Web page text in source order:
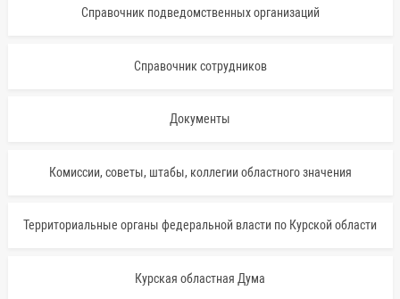
Справочник подведомственных организаций
Справочник сотрудников
Документы
Комиссии, советы, штабы, коллегии областного значения
Территориальные органы федеральной власти по Курской области
Курская областная Дума